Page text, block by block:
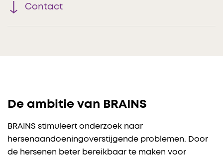
Contact
De ambitie van BRAINS
BRAINS stimuleert onderzoek naar
hersenaandoeningoverstijgende problemen. Door
de hersenen beter bereikbaar te maken voor